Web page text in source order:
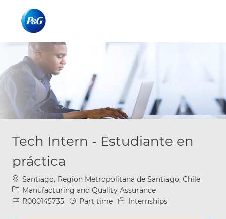
Tech Intern - Estudiante en
práctica
Location
Santiago, Region Metropolitana de Santiago, Chile
Category
Manufacturing and Quality Assurance
Job IdR000145735 Job Type
Part time Internships